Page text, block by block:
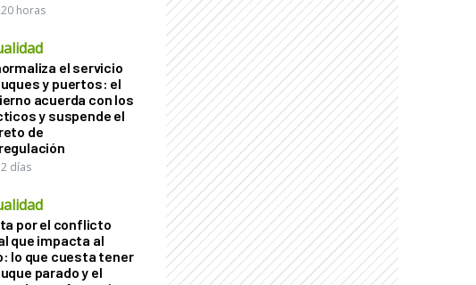
horas
el servicio
y puertos: el
acuerda con los
y suspende el
de
días
por el conflicto
que impacta al
lo que cuesta tener
parado y el